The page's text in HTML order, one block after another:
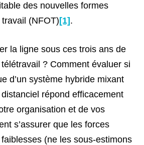
des nouvelles formes
travail (NFOT) [1] .
la ligne sous ces trois ans de
? Comment évaluer si
d’un système hybride mixant
répond efficacement
organisation et de vos
s’assurer que les forces
(ne les sous-estimons